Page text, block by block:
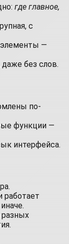
где главное,
с
элементы —
даже без слов.
по-
функции —
интерфейса.
работает
разных